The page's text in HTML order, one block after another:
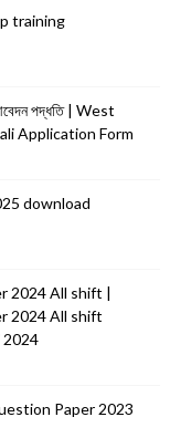
training
পদ্ধতি | West
Application Form
download
2024 All shift |
2024 All shift
2024
Paper 2023